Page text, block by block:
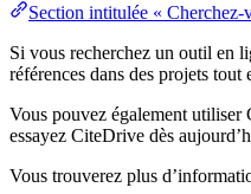
Section intitulée «
Si vous recherchez un outil en
références dans des projets
Vous pouvez également
essayez CiteDrive dès
Vous trouverez plus